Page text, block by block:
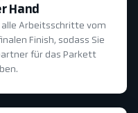
Hand
Arbeitsschritte vom
Finish, sodass Sie
für das Parkett